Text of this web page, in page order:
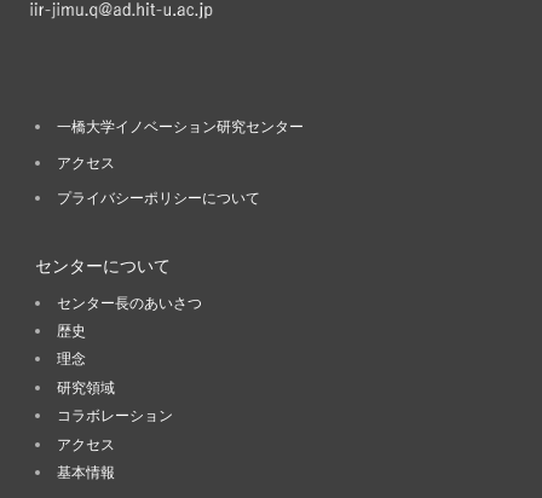
一橋大学イノベーション研究センター
アクセス
プライバシーポリシーについて
センターについて
センター長のあいさつ
歴史
理念
研究領域
コラボレーション
アクセス
基本情報